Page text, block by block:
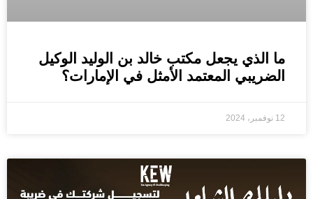
ما الذي يجعل مكتب خالد بن الوليد الوكيل
الضريبي المعتمد الأمثل في الإمارات؟
12 نوفمبر، 2024